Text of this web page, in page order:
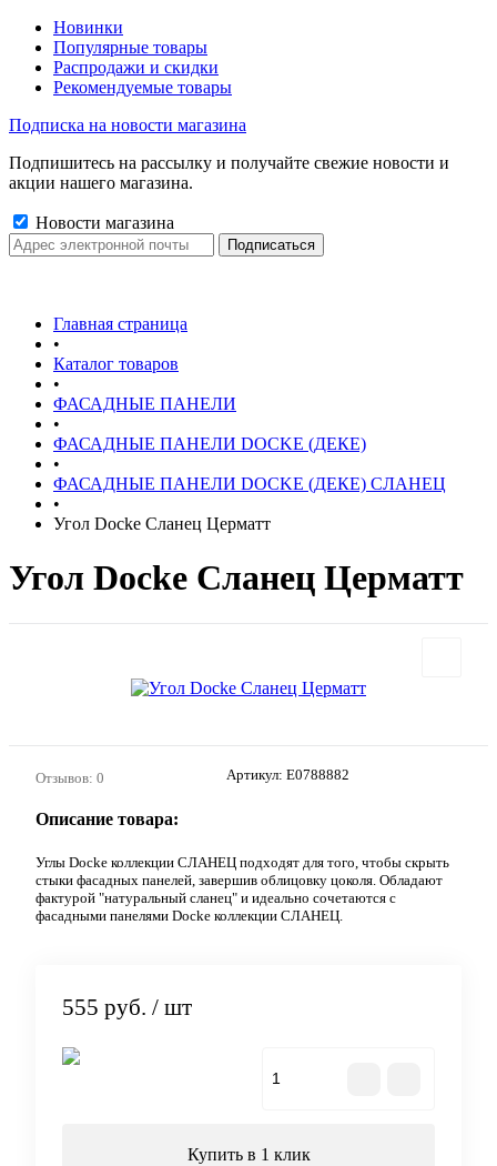
Новинки
Популярные товары
Распродажи и скидки
Рекомендуемые товары
Подписка на новости магазина
Подпишитесь на рассылку и получайте свежие новости и
акции нашего магазина.
Новости магазина
Главная страница
•
Каталог товаров
•
ФАСАДНЫЕ ПАНЕЛИ
•
ФАСАДНЫЕ ПАНЕЛИ DOCKE (ДЕКЕ)
•
ФАСАДНЫЕ ПАНЕЛИ DOCKE (ДЕКЕ) СЛАНЕЦ
•
Угол Docke Сланец Церматт
Угол Docke Сланец Церматт
Отзывов: 0 Артикул: E0788882
Описание товара:
Углы Docke коллекции СЛАНЕЦ подходят для того, чтобы скрыть
стыки фасадных панелей, завершив облицовку цоколя. Обладают
фактурой "натуральный сланец" и идеально сочетаются с
фасадными панелями Docke коллекции СЛАНЕЦ.
555 руб. / шт
Купить в 1 клик